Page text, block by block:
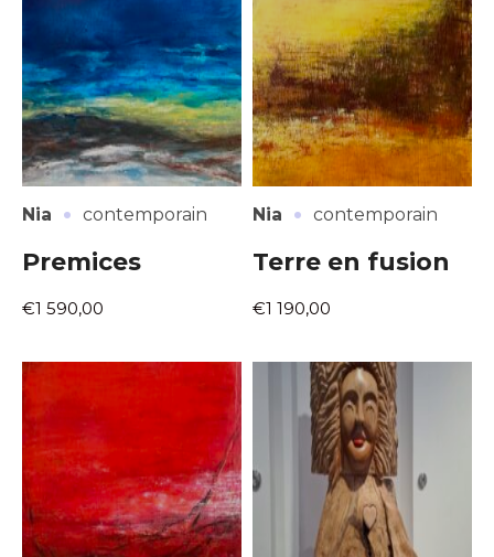
Nia · contemporain
Premices
€1 590,00
Nia · contemporain
Terre en fusion
€1 190,00